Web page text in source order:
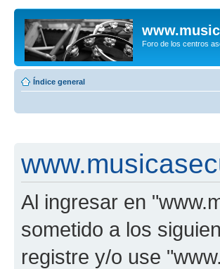
Foro de los centros
Índice general
Al ingresar en
sometido a los
registre y/o use